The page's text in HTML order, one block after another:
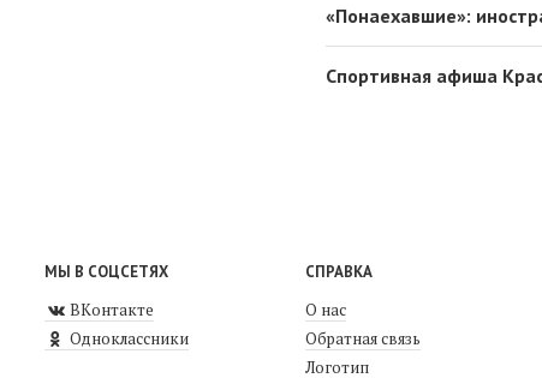
«Понаехавшие»:
Спортивная афиша
МЫ В СОЦСЕТЯХ
ВКонтакте
Одноклассники
СПРАВКА
О нас
Обратная связь
Логотип